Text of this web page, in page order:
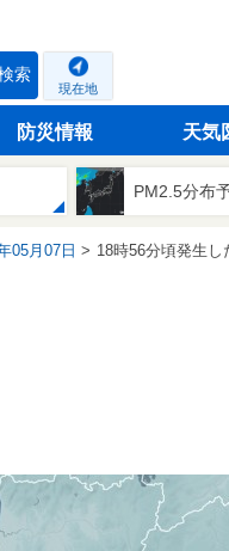
索
現在地
防災情報 天気
PM2.5分布
05月07日 18時56分頃発生